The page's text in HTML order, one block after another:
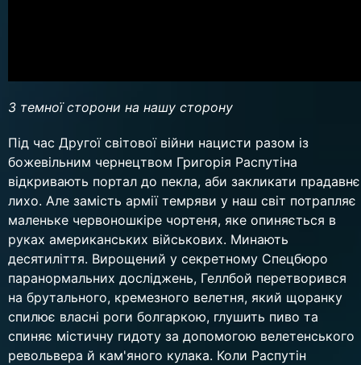
З темної сторони на нашу сторону
Під час Другої світової війни нацисти разом із
божевільним чернецтвом Григорія Распутіна
відкривають портал до пекла, аби закликати прадавнє
лихо. Але замість армії темряви у наш світ потрапляє
маленьке червоношкіре чортеня, яке опиняється в
руках американських військових. Минають
десятиліття. Вирощений у секретному Спецбюро
паранормальних досліджень, Геллбой перетворився
на брутального, кремезного велетня, який щоранку
спилює власні роги болгаркою, глушить пиво та
спиняє містичну гидоту за допомогою велетенського
револьвера й кам'яного кулака. Коли Распутін